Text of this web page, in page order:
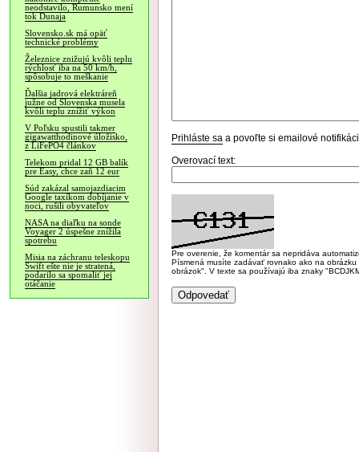
neodstavilo, Rumunsko mení
tok Dunaja
Slovensko.sk má opäť
technické problémy
Železnice znižujú kvôli teplu
rýchlosť iba na 50 km/h,
spôsobuje to meškanie
Ďalšia jadrová elektráreň
južne od Slovenska musela
kvôli teplu znížiť výkon
V Poľsku spustili takmer
gigawatthodinové úložisko,
z LiFePO4 článkov
Telekom pridal 12 GB balík
pre Easy, chce zaň 12 eur
Súd zakázal samojazdiacim
Google taxíkom dobíjanie v
noci, rušili obyvateľov
NASA na diaľku na sonde
Voyager 2 úspešne znížila
spotrebu
Misia na záchranu teleskopu
Swift ešte nie je stratená,
podarilo sa spomaliť jej
otáčanie
Prihláste sa a povoľte si emailové
Overovací text:
Pre overenie, že komentár sa nepridáva
Písmená musíte zadávať rovnako ako na
obrázok". V texte sa používajú iba znaky